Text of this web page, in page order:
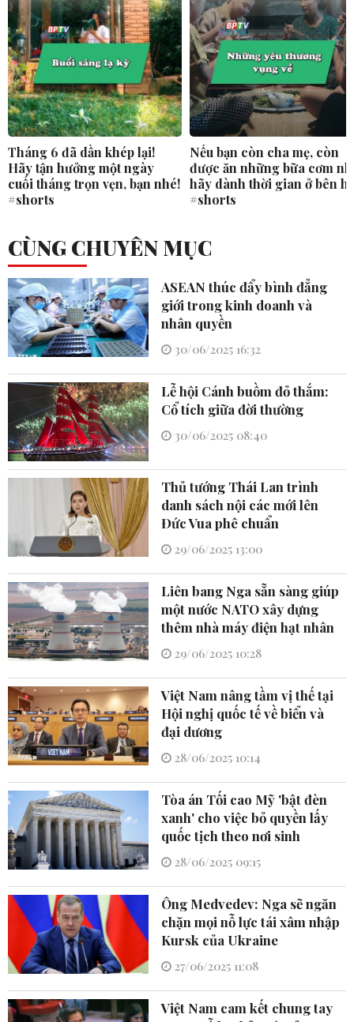
Tháng 6 đã dần khép lại!
Hãy tận hưởng một ngày
cuối tháng trọn vẹn, bạn nhé!
#shorts
Nếu bạn còn cha mẹ, còn
được ăn những bữa cơm
hãy dành thời gian ở bên
#shorts
CÙNG CHUYÊN MỤC
ASEAN thúc đẩy bình đẳng
giới trong kinh doanh và
nhân quyền
30/06/2025 16:32
Lễ hội Cánh buồm đỏ thắm:
Cổ tích giữa đời thường
30/06/2025 08:40
Thủ tướng Thái Lan trình
danh sách nội các mới lên
Đức Vua phê chuẩn
29/06/2025 13:00
Liên bang Nga sẵn sàng giúp
một nước NATO xây dựng
thêm nhà máy điện hạt nhân
29/06/2025 10:28
Việt Nam nâng tầm vị thế tại
Hội nghị quốc tế về biển và
đại dương
28/06/2025 10:14
Tòa án Tối cao Mỹ 'bật đèn
xanh' cho việc bỏ quyền lấy
quốc tịch theo nơi sinh
28/06/2025 09:15
Ông Medvedev: Nga sẽ ngăn
chặn mọi nỗ lực tái xâm nhập
Kursk của Ukraine
27/06/2025 11:08
Việt Nam cam kết chung tay